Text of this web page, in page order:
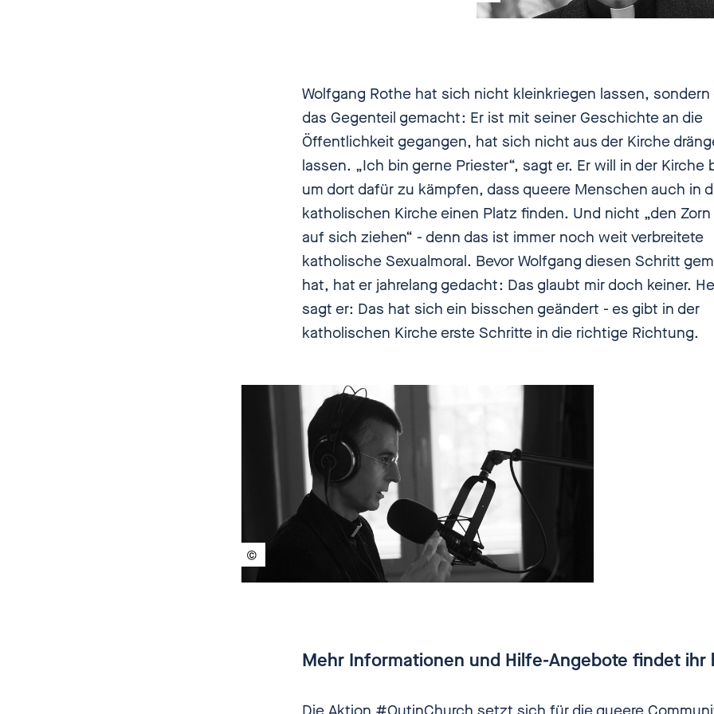
so, sondern das war 2005! Welche schlimmen Fragen er da
Priester und will in der Kirche bleiben, um dort dafür zu
dass queere Menschen auch in der katholischen Kirche
Platz finden." Hört euch also die Geschichte eines wirklich
mutigen Mannes an, der den Kampf mit der katholischen
in der katholischen Kirche aufgenommen hat. Jetzt hier bei
einbiszwei. Wolfgang Rothe. Herzlich willkommen bei
Wolfgang Rothe[00:01:54] Ja, vielen Dank, dass ich da sein
darf.
Nadia Kailouli[00:01:56] Ja, ich freue mich. Wir haben uns
vielen und warum sollten wir beide das nicht tun? Ich muss
beschreiben, was du an hast oder besser gesagt, ich
beschreibe es gar nicht, sondern ich sag gleich was du bist,
ich sehe es. Ich würde es wahrscheinlich, wenn wir jetzt in
Fernsehsendung sitzen, gar nicht so explizit sagen, weil man
sieht, du bist römisch-katholischer Priester.
Wolfgang Rothe [00:02:15] Jawohl.
ein paar Monaten gab, der Hashtag #OutInChurch und die
dazugehörige Doku "Wie Gott uns schuf".
Wolfgang Rothe hat sich nicht kleinkriegen lassen, sondern
das Gegenteil gemacht: Er ist mit seiner Geschichte an die
Öffentlichkeit gegangen, hat sich nicht aus der Kirche
lassen. „Ich bin gerne Priester“, sagt er. Er will in der Kirche
um dort dafür zu kämpfen, dass queere Menschen auch in
katholischen Kirche einen Platz finden. Und nicht „den
auf sich ziehen“ - denn das ist immer noch weit verbreitete
katholische Sexualmoral. Bevor Wolfgang diesen Schritt
hat, hat er jahrelang gedacht: Das glaubt mir doch keiner.
sagt er: Das hat sich ein bisschen geändert - es gibt in der
katholischen Kirche erste Schritte in die richtige Richtung.
Mehr Informationen und Hilfe-Angebote findet ihr